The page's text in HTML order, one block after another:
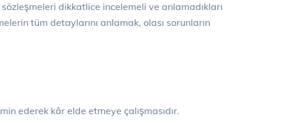
dikkatlice incelemeli ve anlamadıkları
tüm detaylarını anlamak, olası sorunların
ederek kâr elde etmeye çalışmasıdır.